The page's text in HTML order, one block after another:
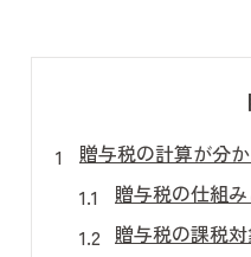
贈与税の計算が分
贈与税の仕組
贈与税の課税